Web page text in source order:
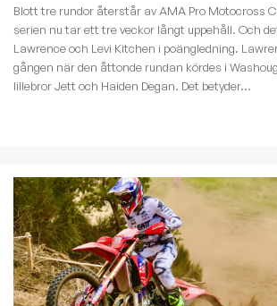
Blott tre rundor återstår av AMA Pro Motocross
serien nu tar ett tre veckor långt uppehåll. Och
Lawrence och Levi Kitchen i poängledning.
gången när den åttonde rundan kördes i
lillebror Jett och Haiden Degan. Det betyder...